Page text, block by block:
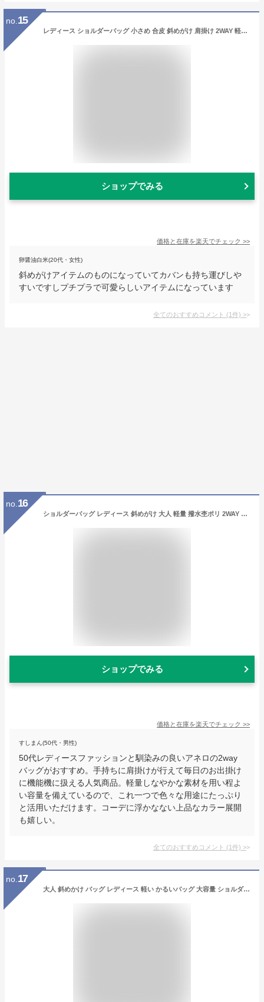
no. 15
レディース ショルダーバッグ 小さめ 合皮 斜めがけ 肩掛け 2WAY 軽量 シンプル 可愛い 人気 おしゃれ ブラック ブラウン ベージュ ホワイト かばん ばっぐ パーティー 無地 誕生日 普段使い 無地 収納 エコバッグ 旅行 プチプラ ぷちぷら 母の日
ショップでみる
価格と在庫を楽天でチェック >>
卵醤油白米(20代・女性)
斜めがけアイテムのものになっていてカバンも持ち運びしや
すいですしプチプラで可愛らしいアイテムになっています
全てのおすすめコメント (1件) >
no. 16
ショルダーバッグ レディース 斜めがけ 大人 軽量 撥水杢ポリ 2WAY ショルダー anello アネロ ショルダーバッグ
ショップでみる
価格と在庫を楽天でチェック >>
すしまん(50代・男性)
50代レディースファッションと馴染みの良いアネロの2way
バッグがおすすめ。手持ちに肩掛けが行えて毎日のお出掛け
に機能機に扱える人気商品。軽量しなやかな素材を用い程よ
い容量を備えているので、これ一つで色々な用途にたっぷり
と活用いただけます。コーデに浮かなない上品なカラー展開
も嬉しい。
全てのおすすめコメント (1件) >
no. 17
大人 斜めかけ バッグ レディース 軽い かるいバッグ 大容量 ショルダーバッグ ワンショルダー マザーズバッグ ショルダー ハーフムーン 月型 ショルダーバッグ 斜めがけ ナイロン 鞄 三日月型 肩掛け 大きめ ボディバッグ 通勤 軽量 無地 シンプル